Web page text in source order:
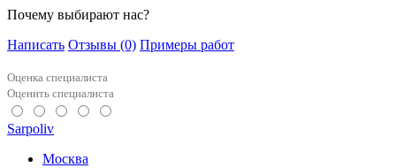
Почему выбирают нас?
Написать Отзывы (0) Примеры работ
Оценка специалиста
Оценить специалиста
Sarpoliv
Москва